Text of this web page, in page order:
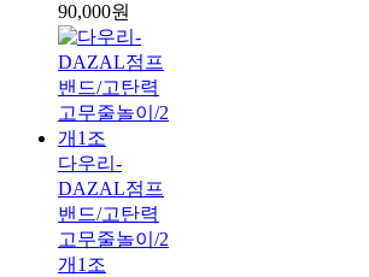
90,000원
다우리-
DAZAL점프
밴드/고탄력
고무줄놀이/2
개1조